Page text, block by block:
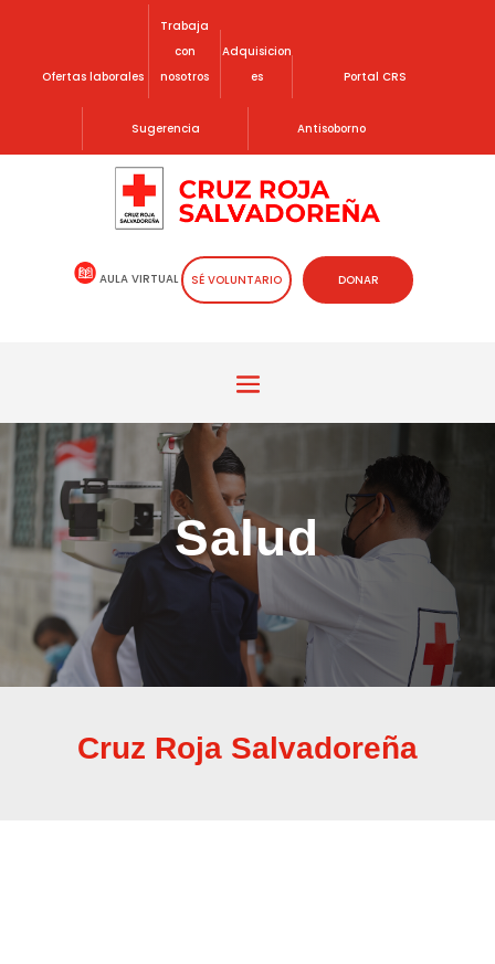
Ofertas laborales
Trabaja
con
nosotros
Adquisicion
es
Portal CRS
Sugerencia Antisoborno
AULA VIRTUAL SÉ VOLUNTARIO DONAR
Salud
Cruz Roja Salvadoreña